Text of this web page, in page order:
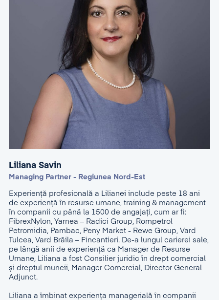
Liliana Savin
Managing Partner - Regiunea Nord-Est
Experienţă profesională a Lilianei include peste 18 ani
de experiență în resurse umane, training & management
în companii cu până la 1500 de angajați, cum ar fi:
FibrexNylon, Yarnea – Radici Group, Rompetrol
Petromidia, Pambac, Peny Market - Rewe Group, Vard
Tulcea, Vard Brăila – Fincantieri. De-a lungul carierei sale,
pe lângă anii de experiență ca Manager de Resurse
Umane, Liliana a fost Consilier juridic în drept comercial
și dreptul muncii, Manager Comercial, Director General
Adjunct.
Liliana a îmbinat experiența managerială în companii